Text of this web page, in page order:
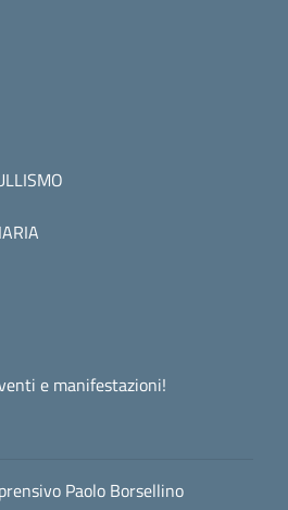
e manifestazioni!
Paolo Borsellino